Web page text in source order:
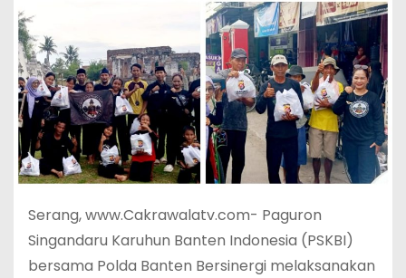
Serang, www.Cakrawalatv.com- Paguron
Singandaru Karuhun Banten Indonesia (PSKBI)
bersama Polda Banten Bersinergi melaksanakan